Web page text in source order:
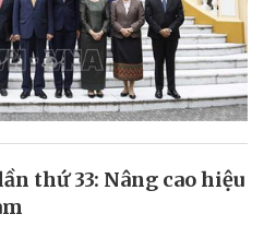
thứ 33: Nâng cao hiệu